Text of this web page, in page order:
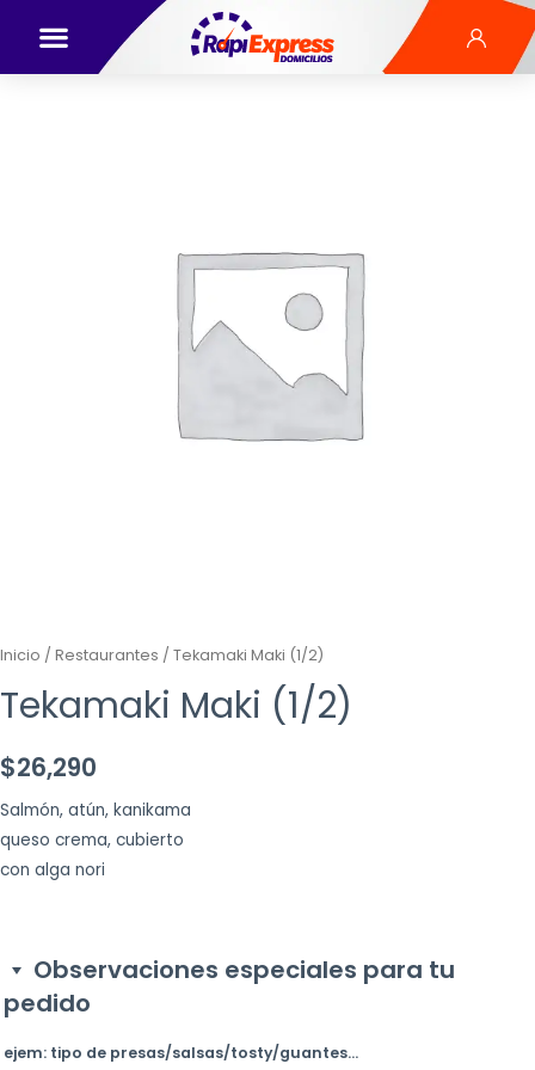
Inicio / Restaurantes / Tekamaki Maki (1/2)
Tekamaki Maki (1/2)
$26,290
Salmón, atún, kanikama
queso crema, cubierto
con alga nori
Observaciones especiales para tu
pedido
ejem: tipo de presas/salsas/tosty/guantes...